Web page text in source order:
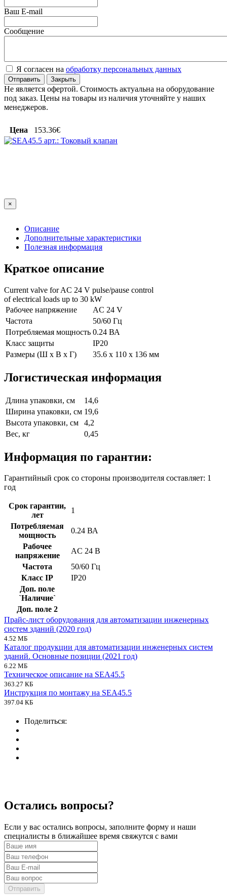
Ваш E-mail
Сообщение
Я согласен на обработку персональных данных
Отправить Закрыть
Не является офертой. Стоимость актуальна на оборудование
под заказ. Цены на товары из наличия уточняйте у наших
менеджеров.
Цена 153.36€
×
Описание
Дополнительные характеристики
Полезная информация
Краткое описание
Current valve for AC 24 V pulse/pause control
of electrical loads up to 30 kW
Рабочее напряжение
AC 24 V
Частота
50/60 Гц
Потребляемая мощность 0.24 ВА
Класс защиты
IP20
Размеры (Ш х В х Г)
35.6 x 110 x 136 мм
Логистическая информация
Длина упаковки, см
14,6
Ширина упаковки, см 19,6
Высота упаковки, см
4,2
Вес, кг
0,45
Информация по гарантии:
Гарантийный срок со стороны производителя составляет: 1
год
Срок гарантии,
лет
1
Потребляемая
мощность
0.24 ВА
Рабочее
напряжение
AC 24 В
Частота
50/60 Гц
Класс IP
IP20
Доп. поле
`Наличие`
Доп. поле 2
Прайс-лист оборудования для автоматизации инженерных
систем зданий (2020 год)
4.52 МБ
Каталог продукции для автоматизации инженерных систем
зданий. Основные позиции (2021 год)
6.22 МБ
Техническое описание на SEA45.5
363.27 КБ
Инструкция по монтажу на SEA45.5
397.04 КБ
Поделиться:
Остались вопросы?
Если у вас остались вопросы, заполните форму и наши
специалисты в ближайшее время свяжутся с вами
Отправить